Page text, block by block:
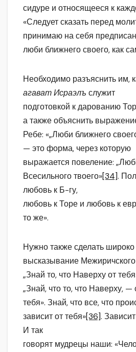
сидуре и относящееся к
«Следует сказать перед
принимаю на себя
люби ближнего своего, как
Необходимо разъяснить им,
агават Исраэлъ служит
подготовкой к дарованию
а также объяснить
Ребе: «„Люби ближнего
— это форма, через которую
выражается повеление:
Всесильного твоего»[34].
любовь к Б-гу,
любовь к Торе и любовь к
то же».
Нужно также сделать
высказывание
„Знай то, что Наверху от
„Знай, что то, что Наверху, —
тебя». Знай, что все, что
зависит от тебя»[36].
И так
говорят мудрецы наши: